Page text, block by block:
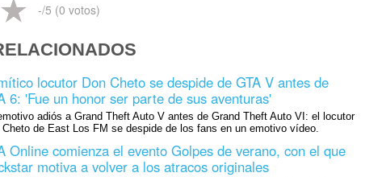
-/5 (0 votos)
locutor Don Cheto se despide de GTA V antes de
6: 'Fue un honor ser parte de sus aventuras'
adiós a Grand Theft Auto V antes de Grand Theft Auto VI: el locutor
Cheto de East Los FM se despide de los fans en un emotivo vídeo.
Online comienza el evento Golpes de verano, con el que
motiva a volver a los atracos originales